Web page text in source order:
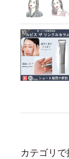
カテゴリで